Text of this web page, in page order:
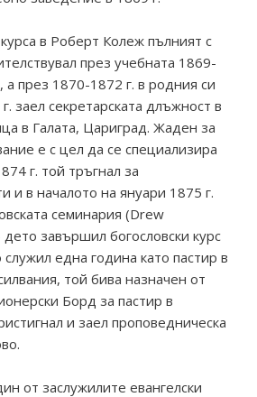
в Роберт Колеж пълният с
през учебната 1869-
а през 1870-1872 г. в родния си
заел секретарската длъжност в
в Галата, Цариград. Жаден за
е с цел да се специализира
г. той тръгнал за
в началото на януари 1875 г.
семинария (Drew
завършил богословски курс
служил една година като пастир в
той бива назначен от
Борд за пастир в
и заел проповедническа
от заслужилите евангелски